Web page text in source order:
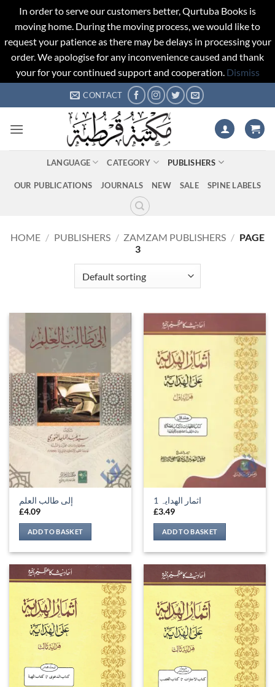
In order to serve our customers better, Qurtuba Books is
moving home. During the moving process, we would like to
request your patience as there may be delays in processing your
order. We apologise for any inconvenience caused and thank
your for your continued support and cooperation. Dismiss
to
CONTACT
LANGUAGE CATEGORY PUBLISHERS
OUR PUBLICATIONS JOURNALS NEW SALE SPINE LABELS
HOME / PUBLISHERS / ZAMZAM PUBLISHERS / PAGE
3
إلى طالب العلم
£4.09
ADD TO BASKET
اثمار الھدایہ 1
£3.49
ADD TO BASKET